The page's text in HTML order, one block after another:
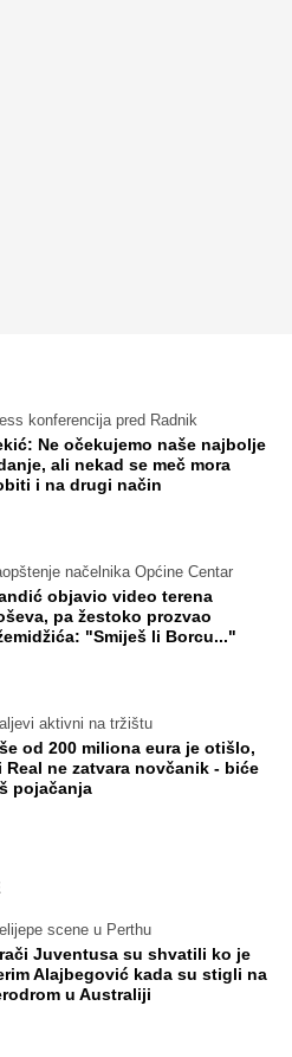
konferencija pred Radnik
Ne očekujemo naše najbolje
ali nekad se meč mora
i na drugi način
načelnika Općine Centar
objavio video terena
pa žestoko prozvao
"Smiješ li Borcu..."
aktivni na tržištu
od 200 miliona eura je otišlo,
Real ne zatvara novčanik - biće
pojačanja
scene u Perthu
Juventusa su shvatili ko je
Alajbegović kada su stigli na
u Australiji